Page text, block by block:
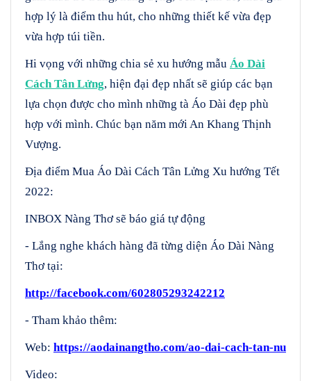
hợp lý là điểm thu hút, cho những thiết kế vừa đẹp
vừa hợp túi tiền.
Hi vọng với những chia sẻ xu hướng mẫu Áo Dài
Cách Tân Lửng, hiện đại đẹp nhất sẽ giúp các bạn
lựa chọn được cho mình những tà Áo Dài đẹp phù
hợp với mình. Chúc bạn năm mới An Khang Thịnh
Vượng.
Địa điểm Mua Áo Dài Cách Tân Lửng Xu hướng Tết
2022:
INBOX Nàng Thơ sẽ báo giá tự động
- Lắng nghe khách hàng đã từng diện Áo Dài Nàng
Thơ tại:
http://facebook.com/602805293242212
- Tham khảo thêm:
Web: https://aodainangtho.com/ao-dai-cach-tan-nu
Video: